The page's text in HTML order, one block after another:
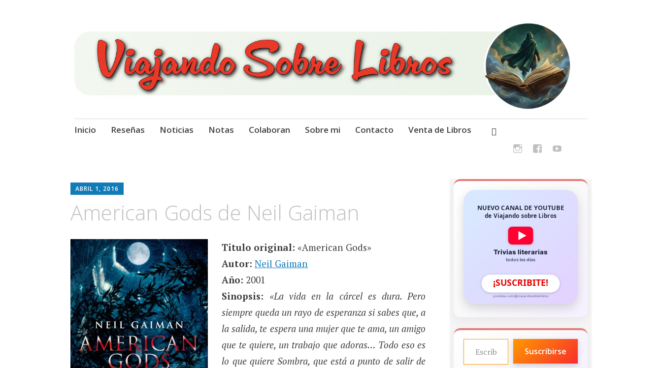
Viajando Sobre Libros
Ir
Inicio Reseñas Noticias Notas Colaboran Sobre mi Contacto Venta de Libros
ABRIL 1, 2016
American Gods de Neil Gaiman
Titulo original: «American Gods»
Autor: Neil Gaiman
Año: 2001
Sinopsis: «La vida en la cárcel es dura. Pero
siempre queda un rayo de esperanza si sabes que, a
la salida, te espera una mujer que te ama, un amigo
que te quiere, un trabajo que adoras… Todo eso es
lo que quiere Sombra, que está a punto de salir de
NUEVO CANAL DE YOUTUBE
de Viajando sobre Libros
Trivias literarias
todos los días
¡SUSCRIBITE!
youtube.com/@viajandosobrelibros
ESCRIBE TU CORREO ELECTRÓNICO…
Suscribirse